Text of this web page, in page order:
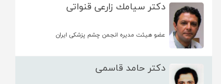
دکتر سیامك زارعی قنواتی
عضو هیئت مدیره انجمن چشم پزشکی ایران
دکتر حامد قاسمی